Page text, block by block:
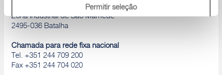
Permitir seleção
Zona Industrial de São Mamede
2495-036 Batalha
Chamada para rede fixa nacional
Tel. +351 244 709 200
Fax +351 244 704 020